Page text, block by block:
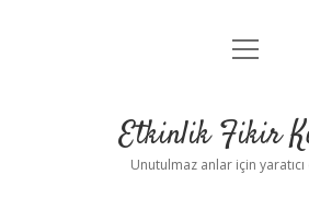
Anasayfa
Yasal Uyarı
menüyü
Etkinlik Fikir
Unutulmaz anlar için